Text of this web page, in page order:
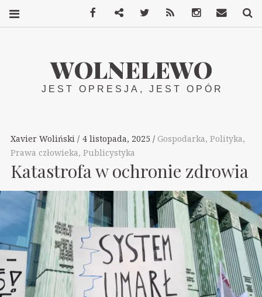
WOLNELEWO
JEST OPRESJA, JEST OPÓR
Xavier Woliński 4 listopada, 2025 Gospodarka, Polityka,
Prawa człowieka, Publicystyka
Katastrofa w ochronie zdrowia
FacebookMastodonTwitter InstagramKontakt